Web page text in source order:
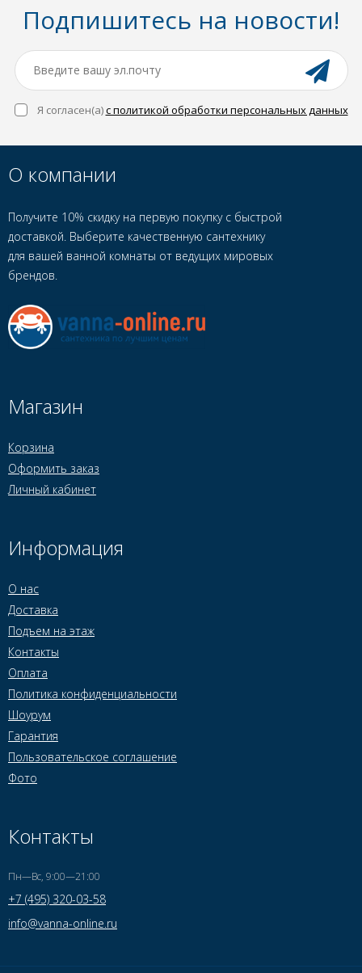
Подпишитесь на новости!
Я согласен(a)с политикой обработки персональных данных
О компании
Получите 10% скидку на первую покупку с быстрой
доставкой. Выберите качественную сантехнику
для вашей ванной комнаты от ведущих мировых
брендов.
Магазин
Корзина
Оформить заказ
Личный кабинет
Информация
О нас
Доставка
Подъем на этаж
Контакты
Оплата
Политика конфиденциальности
Шоурум
Гарантия
Пользовательское соглашение
Фото
Контакты
Пн—Вс, 9:00—21:00
+7 (495) 320-03-58
info@vanna-online.ru